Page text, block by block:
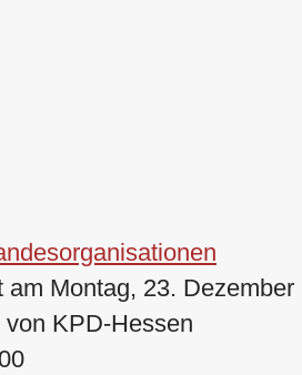
am Montag, 23. Dezember
KPD-Hessen